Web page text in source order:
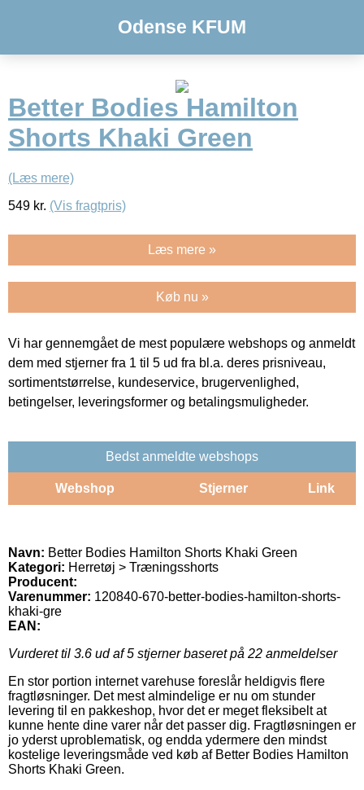
Odense KFUM
Better Bodies Hamilton
Shorts Khaki Green
(Læs mere)
549 kr. (Vis fragtpris)
Læs mere »
Køb nu »
Vi har gennemgået de mest populære webshops og anmeldt
dem med stjerner fra 1 til 5 ud fra bl.a. deres prisniveau,
sortimentstørrelse, kundeservice, brugervenlighed,
betingelser, leveringsformer og betalingsmuligheder.
Bedst anmeldte webshops
Webshop Stjerner Link
Navn: Better Bodies Hamilton Shorts Khaki Green
Kategori: Herretøj > Træningsshorts
Producent:
Varenummer: 120840-670-better-bodies-hamilton-shorts-
khaki-gre
EAN:
Vurderet til 3.6 ud af 5 stjerner baseret på 22 anmeldelser
En stor portion internet varehuse foreslår heldigvis flere
fragtløsninger. Det mest almindelige er nu om stunder
levering til en pakkeshop, hvor det er meget fleksibelt at
kunne hente dine varer når det passer dig. Fragtløsningen er
jo yderst uproblematisk, og endda ydermere den mindst
kostelige leveringsmåde ved køb af Better Bodies Hamilton
Shorts Khaki Green.